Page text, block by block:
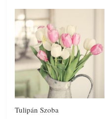
Tulipán Szoba